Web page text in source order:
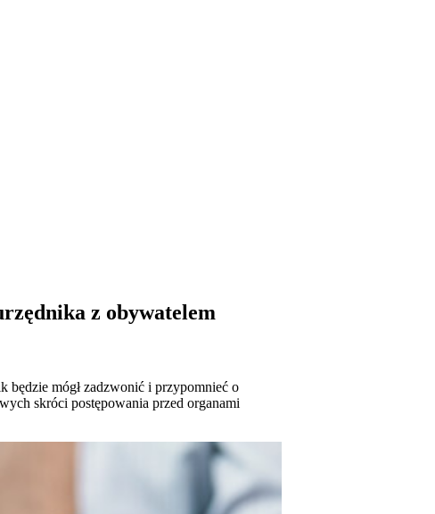
z obywatelem
będzie mógł zadzwonić i przypomnieć o
skróci postępowania przed organami